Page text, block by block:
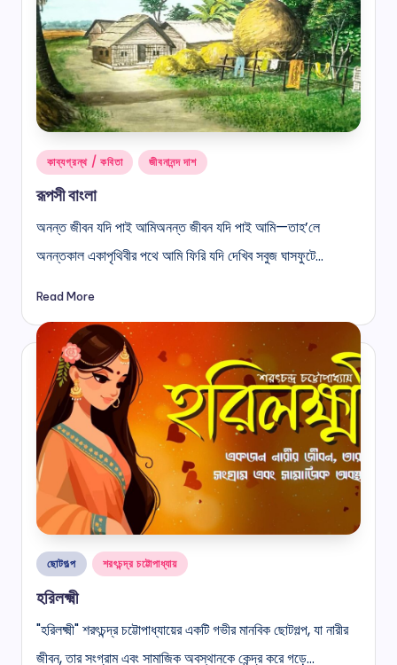
Posted
কাব্যগ্রন্থ / কবিতা জীবনানন্দ দাশ
রূপসী বাংলা
অনন্ত জীবন যদি পাই আমিঅনন্ত জীবন যদি পাই আমি—তাহ’লে
অনন্তকাল একাপৃথিবীর পথে আমি ফিরি যদি দেখিব সবুজ ঘাসফুটে…
Read More
Posted
ছোটগল্প শরৎচন্দ্র চট্টোপাধ্যায়
হরিলক্ষ্মী
"হরিলক্ষ্মী" শরৎচন্দ্র চট্টোপাধ্যায়ের একটি গভীর মানবিক ছোটগল্প, যা নারীর
জীবন, তার সংগ্রাম এবং সামাজিক অবস্থানকে কেন্দ্র করে গড়ে…